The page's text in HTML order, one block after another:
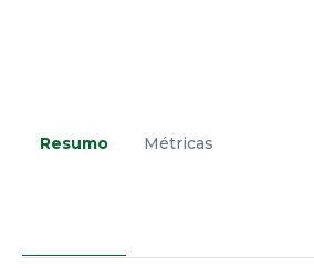
Resumo Métricas